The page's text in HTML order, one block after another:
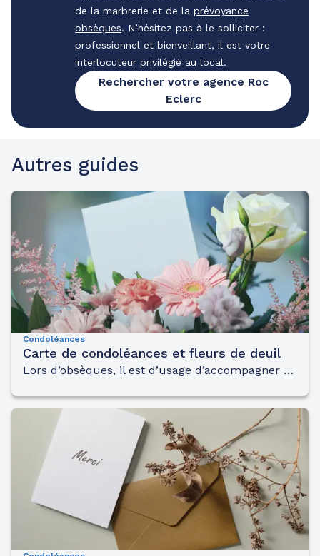
de la marbrerie et de la prévoyance
obsèques. N’hésitez pas à le solliciter :
professionnel et bienveillant, il est votre
interlocuteur privilégié au local.
Rechercher votre agence Roc
Eclerc
Autres guides
Condoléances
Carte de condoléances et fleurs de deuil
Lors d’obsèques, il est d’usage d’accompagner ses condoléances de fleurs de circonstances.